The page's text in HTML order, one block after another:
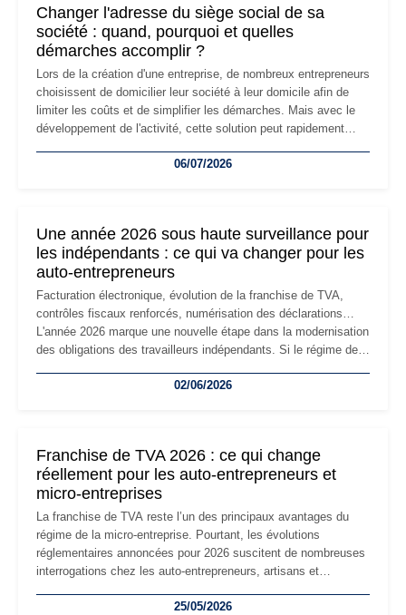
Changer l'adresse du siège social de sa
société : quand, pourquoi et quelles
démarches accomplir ?
Lors de la création d'une entreprise, de nombreux entrepreneurs
choisissent de domicilier leur société à leur domicile afin de
limiter les coûts et de simplifier les démarches. Mais avec le
développement de l'activité, cette solution peut rapidement
professionnels, recrutement, image de marque… Le
06/07/2026
Une année 2026 sous haute surveillance pour
les indépendants : ce qui va changer pour les
auto-entrepreneurs
Facturation électronique, évolution de la franchise de TVA,
contrôles fiscaux renforcés, numérisation des déclarations…
L'année 2026 marque une nouvelle étape dans la modernisation
des obligations des travailleurs indépendants. Si le régime de
les auto-entrepreneurs devront s'adapter à un environnement
02/06/2026
Franchise de TVA 2026 : ce qui change
réellement pour les auto-entrepreneurs et
micro-entreprises
La franchise de TVA reste l’un des principaux avantages du
régime de la micro-entreprise. Pourtant, les évolutions
réglementaires annoncées pour 2026 suscitent de nombreuses
interrogations chez les auto-entrepreneurs, artisans et
facturation ou risque de bascule vers la TVA : les règles
25/05/2026